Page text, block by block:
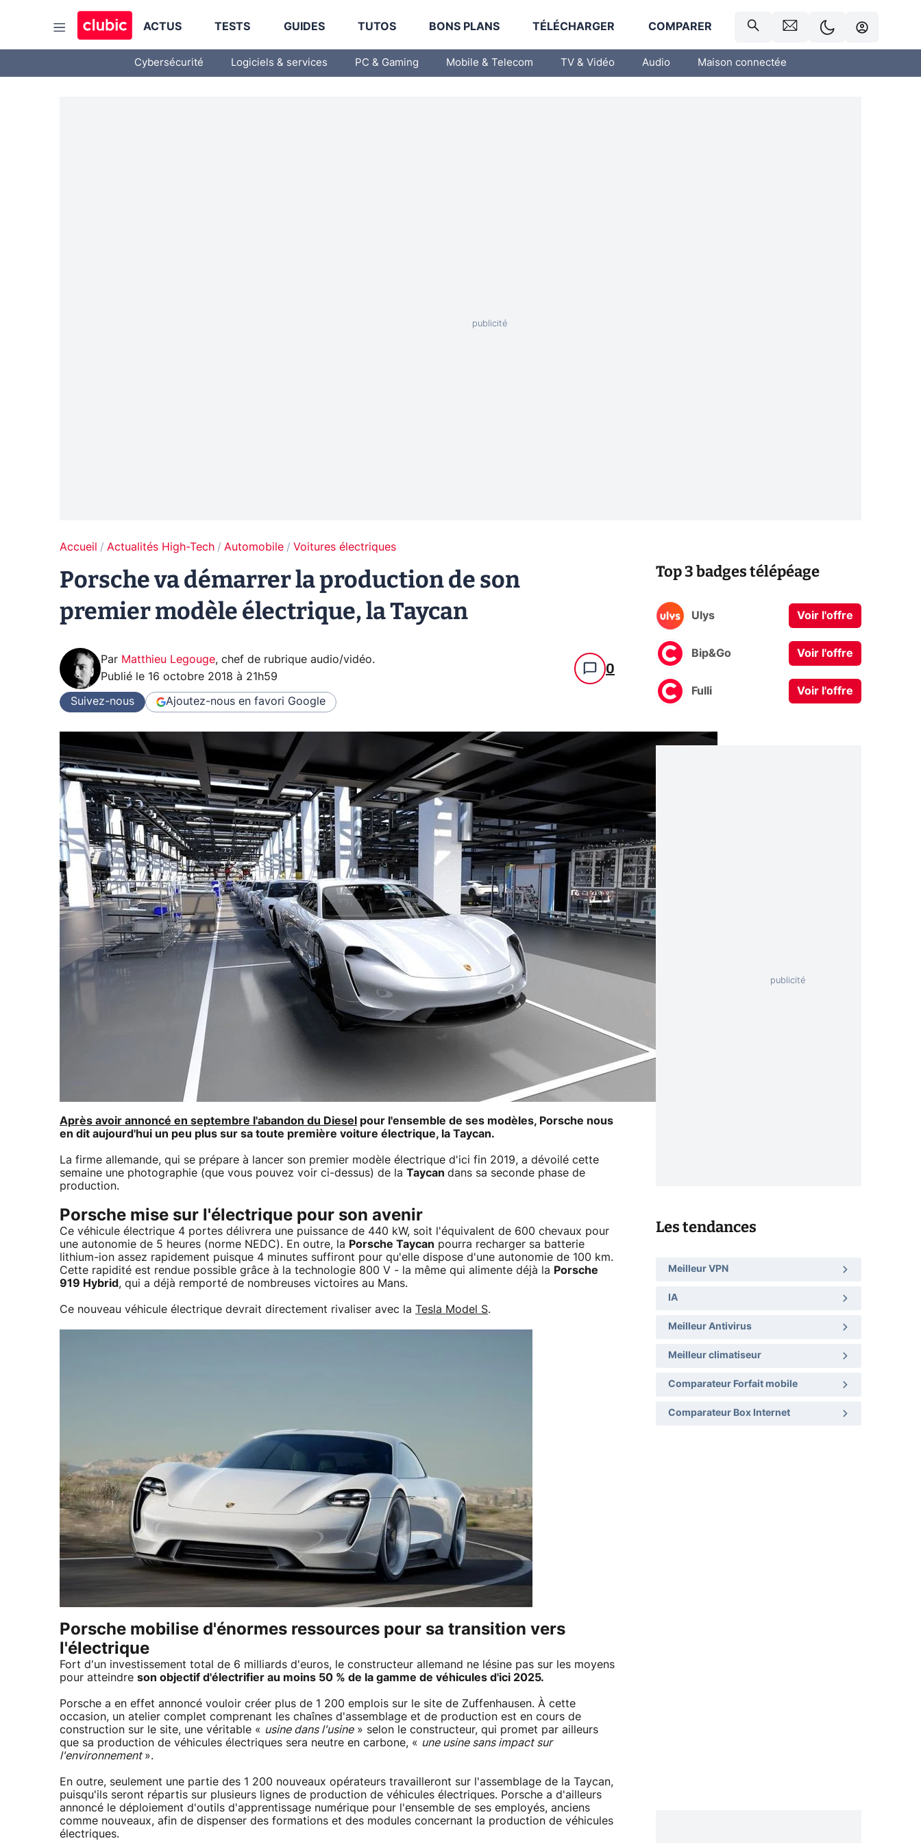
ACTUS TESTS GUIDES TUTOS BONS PLANS TÉLÉCHARGER COMPARER
Cybersécurité Logiciels & services PC & Gaming Mobile & Telecom TV & Vidéo Audio Maison connectée
Accueil Actualités High-Tech Automobile Voitures électriques
Porsche va démarrer la production de son
premier modèle électrique, la Taycan
Par Matthieu Legouge, chef de rubrique audio/vidéo.
Publié le 16 octobre 2018 à 21h59 0
Suivez-nous Ajoutez-nous en favori Google
Après avoir annoncé en septembre l'abandon du Diesel
pour l'ensemble de ses modèles, Porsche nous
en dit aujourd'hui un peu plus sur sa toute première voiture électrique, la Taycan.
La firme allemande, qui se prépare à lancer son premier modèle électrique d'ici fin 2019, a dévoilé cette
semaine une photographie (que vous pouvez voir ci-dessus) de la Taycan dans sa seconde phase de
production.
Porsche mise sur l'électrique pour son avenir
Ce véhicule électrique 4 portes délivrera une puissance de 440 kW, soit l'équivalent de 600 chevaux pour
une autonomie de 5 heures (norme NEDC). En outre, la Porsche Taycan pourra recharger sa batterie
lithium-ion assez rapidement puisque 4 minutes suffiront pour qu'elle dispose d'une autonomie de 100 km.
Cette rapidité est rendue possible grâce à la technologie 800 V - la même qui alimente déjà la Porsche
919 Hybrid , qui a déjà remporté de nombreuses victoires au Mans.
Ce nouveau véhicule électrique devrait directement rivaliser avec la Tesla Model S.
Porsche mobilise d'énormes ressources pour sa transition vers
l'électrique
Fort d'un investissement total de 6 milliards d'euros, le constructeur allemand ne lésine pas sur les moyens
pour atteindre son objectif d'électrifier au moins 50 % de la gamme de véhicules d'ici 2025.
Porsche a en effet annoncé vouloir créer plus de 1 200 emplois sur le site de Zuffenhausen. À cette
occasion, un atelier complet comprenant les chaînes d'assemblage et de production est en cours de
construction sur le site, une véritable « usine dans l'usine» selon le constructeur, qui promet par ailleurs
que sa production de véhicules électriques sera neutre en carbone, « une usine sans impact sur
l'environnement ».
En outre, seulement une partie des 1 200 nouveaux opérateurs travailleront sur l'assemblage de la Taycan,
puisqu'ils seront répartis sur plusieurs lignes de production de véhicules électriques. Porsche a d'ailleurs
annoncé le déploiement d'outils d'apprentissage numérique pour l'ensemble de ses employés, anciens
comme nouveaux, afin de dispenser des formations et des modules concernant la production de véhicules
électriques.
Top 3 badges télépéage
Ulys Voir l'offre
Bip&Go Voir l'offre
Fulli Voir l'offre
Les tendances
Meilleur VPN
IA
Meilleur Antivirus
Meilleur climatiseur
Comparateur Forfait mobile
Comparateur Box Internet